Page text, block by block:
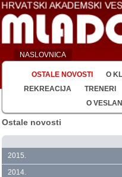
NASLOVNICA
OSTALE NOVOSTI O
REKREACIJA
TRENERI
O
Ostale novosti
2015.
2014.